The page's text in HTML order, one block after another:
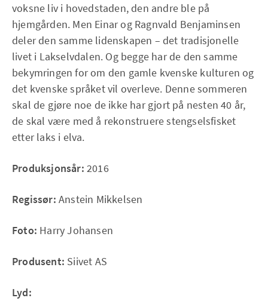
voksne liv i hovedstaden, den andre ble på
hjemgården. Men Einar og Ragnvald Benjaminsen
deler den samme lidenskapen – det tradisjonelle
livet i Lakselvdalen. Og begge har de den samme
bekymringen for om den gamle kvenske kulturen og
det kvenske språket vil overleve. Denne sommeren
skal de gjøre noe de ikke har gjort på nesten 40 år,
de skal være med å rekonstruere stengselsfisket
etter laks i elva.
Produksjonsår: 2016
Regissør: Anstein Mikkelsen
Foto: Harry Johansen
Produsent: Siivet AS
Lyd: